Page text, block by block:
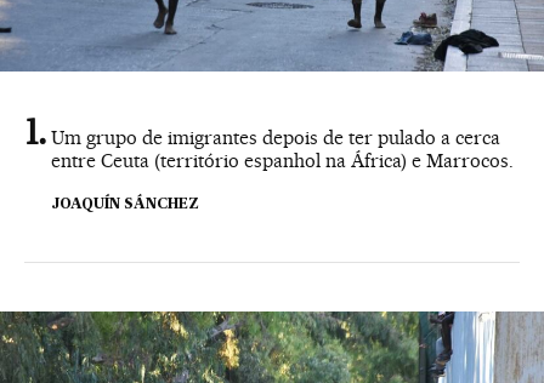
Um grupo de imigrantes depois de ter pulado a cerca
entre Ceuta (território espanhol na África) e Marrocos.
JOAQUÍN SÁNCHEZ